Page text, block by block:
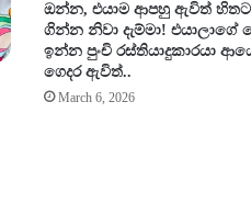
ඔන්න, එයාම ආපහු ඇවිත්
ගින්න නිවා දැම්මා! එයාලාගේ
ඉන්න පුංචි රස්තියාදුකාරයා
ගෙදර ඇවිත්..
March 6, 2026